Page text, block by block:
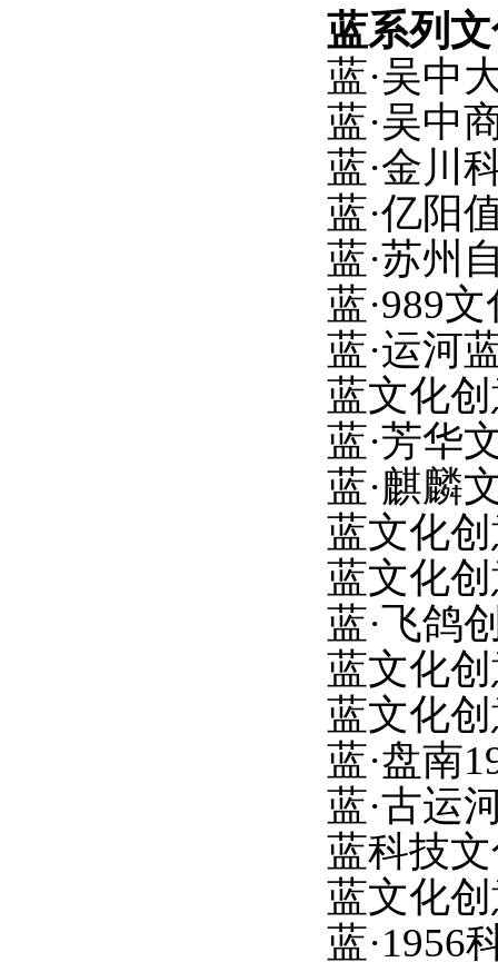
蓝系列
蓝·吴中
蓝·吴中
蓝·金川
蓝·亿阳
蓝·苏州
蓝·989
蓝·运河
蓝文化
蓝·芳华
蓝·麒麟
蓝文化
蓝文化
蓝·飞鸽
蓝文化
蓝文化
蓝·盘南
蓝·古运
蓝科技
蓝文化
蓝·1956